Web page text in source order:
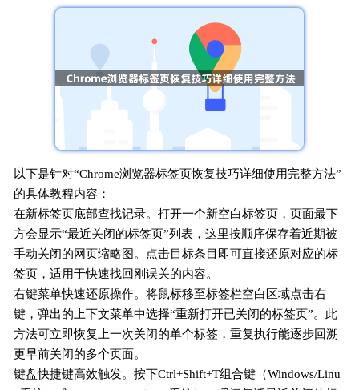
以下是针对“Chrome浏览器标签页恢复技巧详细使用完整方法”
的具体教程内容：
在新标签页底部查找记录。打开一个新空白标签页，页面最下
方会显示“最近关闭的标签页”列表，这里按顺序保存着近期被
手动关闭的网页缩略图。点击目标条目即可直接还原对应的标
签页，适用于快速找回刚误关的内容。
右键菜单快速还原操作。将鼠标移至标签栏空白区域点击右
键，弹出的上下文菜单中选择“重新打开已关闭的标签页”。此
方法可立即恢复上一次关闭的单个标签，重复执行能逐步回溯
更早前关闭的多个页面。
键盘快捷键高效触发。按下Ctrl+Shift+T组合键（Windows/Linu